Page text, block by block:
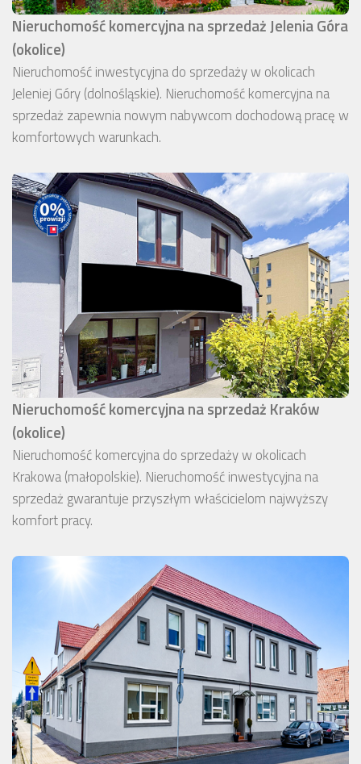
Nieruchomość komercyjna na sprzedaż Jelenia Góra
(okolice)
Nieruchomość inwestycyjna do sprzedaży w okolicach
Jeleniej Góry (dolnośląskie). Nieruchomość komercyjna na
sprzedaż zapewnia nowym nabywcom dochodową pracę w
komfortowych warunkach.
Nieruchomość komercyjna na sprzedaż Kraków
(okolice)
Nieruchomość komercyjna do sprzedaży w okolicach
Krakowa (małopolskie). Nieruchomość inwestycyjna na
sprzedaż gwarantuje przyszłym właścicielom najwyższy
komfort pracy.